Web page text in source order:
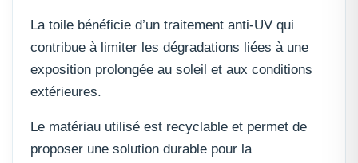
La toile bénéficie d’un traitement anti-UV qui
contribue à limiter les dégradations liées à une
exposition prolongée au soleil et aux conditions
extérieures.
Le matériau utilisé est recyclable et permet de
proposer une solution durable pour la